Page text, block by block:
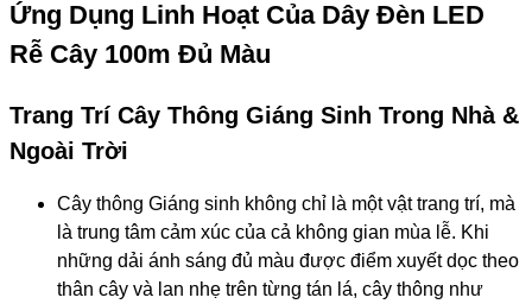
Ứng Dụng Linh Hoạt Của Dây Đèn LED
Rễ Cây 100m Đủ Màu
Trang Trí Cây Thông Giáng Sinh Trong Nhà &
Ngoài Trời
Cây thông Giáng sinh không chỉ là một vật trang trí, mà
là trung tâm cảm xúc của cả không gian mùa lễ. Khi
những dải ánh sáng đủ màu được điểm xuyết dọc theo
thân cây và lan nhẹ trên từng tán lá, cây thông như